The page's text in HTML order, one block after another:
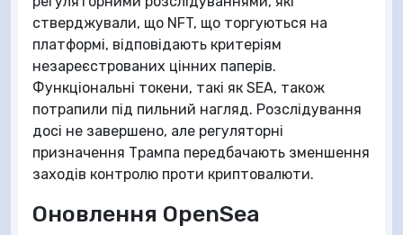
стверджували, що NFT, що торгуються на
платформі, відповідають критеріям
незареєстрованих цінних паперів.
Функціональні токени, такі як SEA, також
потрапили під пильний нагляд. Розслідування
досі не завершено, але регуляторні
призначення Трампа передбачають зменшення
заходів контролю проти криптовалюти.
Оновлення OpenSea